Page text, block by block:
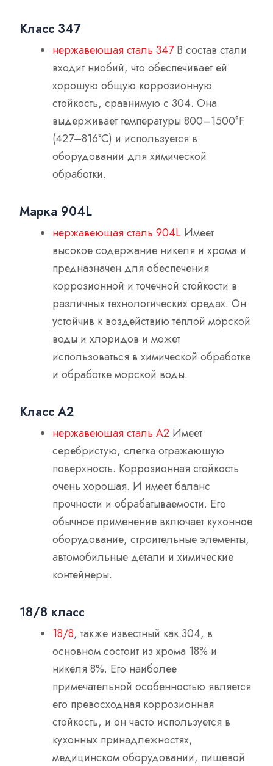
Класс 347
нержавеющая сталь 347В состав стали
входит ниобий, что обеспечивает ей
хорошую общую коррозионную
стойкость, сравнимую с 304. Она
выдерживает температуры 800–1500°F
(427–816°C) и используется в
оборудовании для химической
обработки.
Марка 904L
нержавеющая сталь 904L Имеет
высокое содержание никеля и хрома и
предназначен для обеспечения
коррозионной и точечной стойкости в
различных технологических средах. Он
устойчив к воздействию теплой морской
воды и хлоридов и может
использоваться в химической обработке
и обработке морской воды.
Класс А2
нержавеющая сталь А2 Имеет
серебристую, слегка отражающую
поверхность. Коррозионная стойкость
очень хорошая. И имеет баланс
прочности и обрабатываемости. Его
обычное применение включает кухонное
оборудование, строительные элементы,
автомобильные детали и химические
контейнеры.
18/8 класс
18/8, также известный как 304, в
основном состоит из хрома 18% и
никеля 8%. Его наиболее
примечательной особенностью является
его превосходная коррозионная
стойкость, и он часто используется в
кухонных принадлежностях,
медицинском оборудовании, пищевой